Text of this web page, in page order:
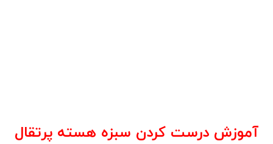
آموزش درست کردن سبزه هسته پرتقال